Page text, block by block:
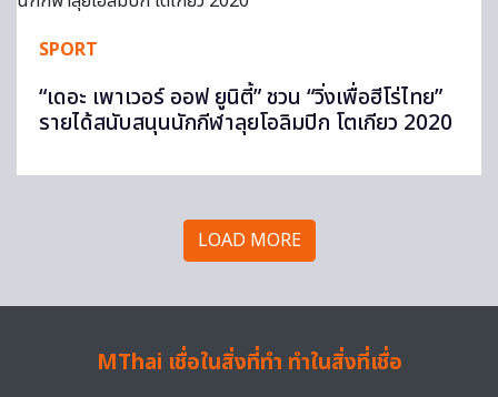
SPORT
“เดอะ เพาเวอร์ ออฟ ยูนิตี้” ชวน “วิ่งเพื่อฮีโร่ไทย”
รายได้สนับสนุนนักกีฬาลุยโอลิมปิก โตเกียว 2020
LOAD MORE
MThai เชื่อในสิ่งที่ทำ ทำในสิ่งที่เชื่อ